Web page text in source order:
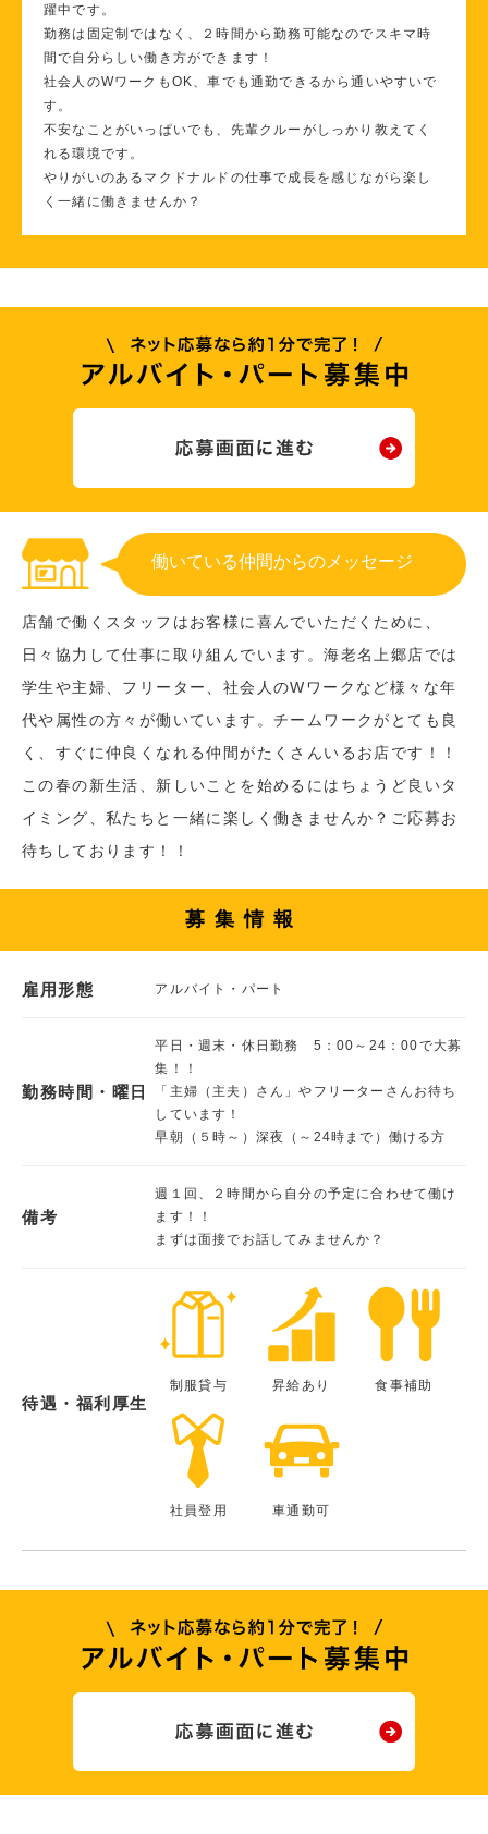
躍中です。
勤務は固定制ではなく、２時間から勤務可能なのでスキマ時
間で自分らしい働き方ができます！
社会人のWワークもOK、車でも通勤できるから通いやすいで
す。
不安なことがいっぱいでも、先輩クルーがしっかり教えてく
れる環境です。
やりがいのあるマクドナルドの仕事で成長を感じながら楽し
く一緒に働きませんか？
働いている仲間からのメッセージ
店舗で働くスタッフはお客様に喜んでいただくために、
日々協力して仕事に取り組んでいます。海老名上郷店では
学生や主婦、フリーター、社会人のWワークなど様々な年
代や属性の方々が働いています。チームワークがとても良
く、すぐに仲良くなれる仲間がたくさんいるお店です！！
この春の新生活、新しいことを始めるにはちょうど良いタ
イミング、私たちと一緒に楽しく働きませんか？ご応募お
待ちしております！！
募集情報
雇用形態 アルバイト・パート
勤務時間・曜日
平日・週末・休日勤務 5：00～24：00で大募
集！！
「主婦（主夫）さん」やフリーターさんお待ち
しています！
早朝（５時～）深夜（～24時まで）働ける方
備考
週１回、２時間から自分の予定に合わせて働け
ます！！
まずは面接でお話してみませんか？
待遇・福利厚生
制服貸与 昇給あり 食事補助
社員登用 車通勤可